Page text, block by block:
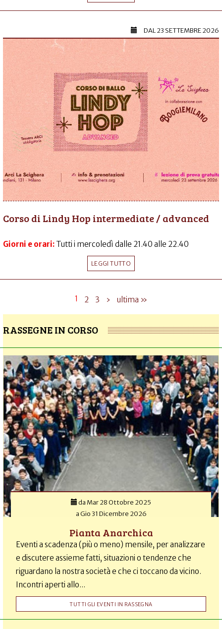
DAL23 SETTEMBRE 2026
Corso di Lindy Hop intermediate / advanced
Giorni e orari: Tutti i mercoledì dalle 21.40 alle 22.40
LEGGI TUTTO
1 2 3 › ultima »
RASSEGNE IN CORSO
da Mar 28 Ottobre 2025
aGio 31 Dicembre 2026
Pianta Anarchica
Eventi a scadenza (più o meno) mensile, per analizzare
e discutere assieme fatti, situazioni o tendenze che
riguardano la nostra società e che ci toccano da vicino.
Incontri aperti allo...
TUTTI GLI EVENTI IN RASSEGNA